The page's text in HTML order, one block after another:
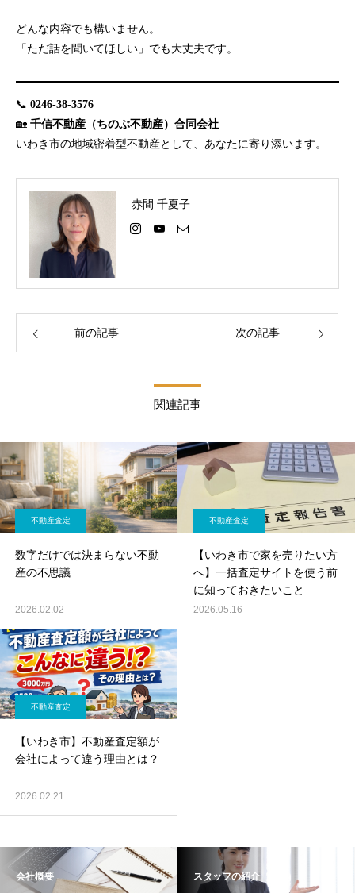
どんな内容でも構いません。
「ただ話を聞いてほしい」でも大丈夫です。
📞 0246-38-3576
🏡 千信不動産（ちのぶ不動産）合同会社
いわき市の地域密着型不動産として、あなたに寄り添います。
赤間 千夏子
前の記事 次の記事
関連記事
不動産査定
数字だけでは決まらない不動
産の不思議
2026.02.02
不動産査定
【いわき市で家を売りたい方
へ】一括査定サイトを使う前
に知っておきたいこと
2026.05.16
不動産査定
【いわき市】不動産査定額が
会社によって違う理由とは？
2026.02.21
会社概要 スタッフの紹介